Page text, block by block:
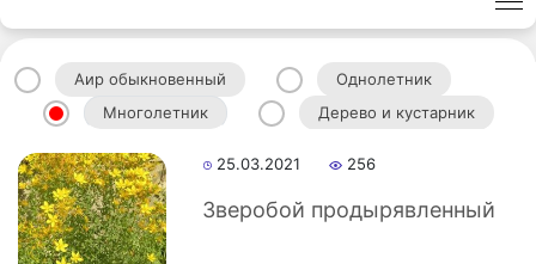
Аир обыкновенный
Однолетник
Многолетник
Дерево и кустарник
25.03.2021 256
Зверобой продырявленный